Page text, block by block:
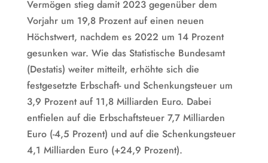
Vermögen stieg damit 2023 gegenüber dem
Vorjahr um 19,8 Prozent auf einen neuen
Höchstwert, nachdem es 2022 um 14 Prozent
gesunken war. Wie das Statistische Bundesamt
(Destatis) weiter mitteilt, erhöhte sich die
festgesetzte Erbschaft- und Schenkungsteuer um
3,9 Prozent auf 11,8 Milliarden Euro. Dabei
entfielen auf die Erbschaftsteuer 7,7 Milliarden
Euro (-4,5 Prozent) und auf die Schenkungsteuer
4,1 Milliarden Euro (+24,9 Prozent).